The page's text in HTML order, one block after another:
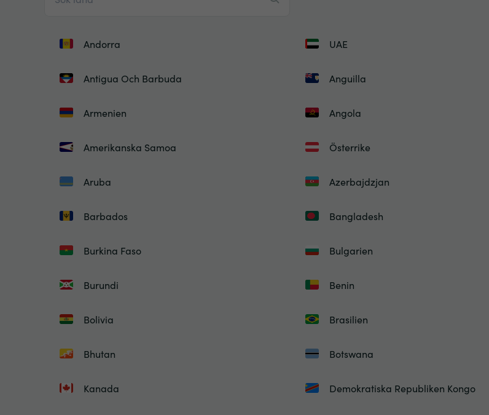
Andorra UAE
Antigua Och Barbuda Anguilla
Armenien Angola
Amerikanska Samoa Österrike
Aruba Azerbajdzjan
Barbados Bangladesh
Burkina Faso Bulgarien
Burundi Benin
Bolivia Brasilien
Bhutan Botswana
Kanada Demokratiska Republiken Kongo